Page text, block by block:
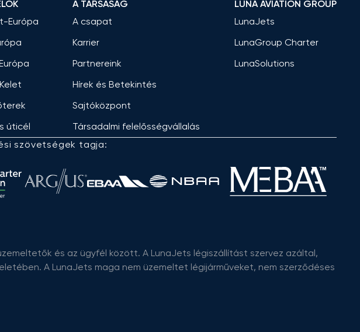
Európa
úticél
A TÁRSASÁG
A csapat
Karrier
Partnereink
Hírek és Betekintés
Sajtóközpont
Társadalmi felelősségvállalás
LUNA AVIATION GROUP
LunaJets
LunaGroup Charter
LunaSolutions
szövetségek tagja:
és az ügyfél között. A LunaJets légiszállítást szervez azáltal,
A LunaJets maga nem üzemeltet légijárműveket, nem szerződéses